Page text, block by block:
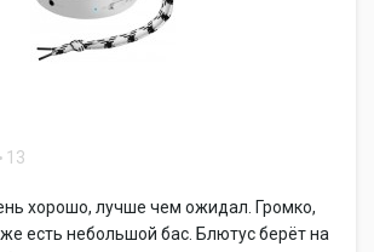
13
хорошо, лучше чем ожидал. Громко,
есть небольшой бас. Блютус берёт на